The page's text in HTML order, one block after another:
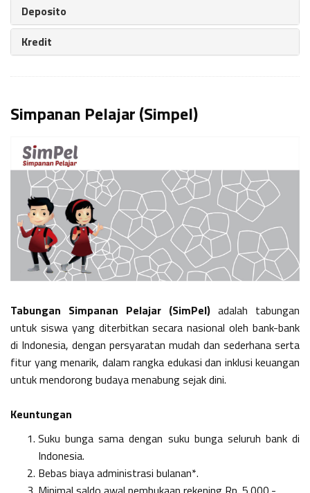
Deposito
Kredit
Simpanan Pelajar (Simpel)
Tabungan Simpanan Pelajar (SimPel) adalah tabungan
untuk siswa yang diterbitkan secara nasional oleh bank-bank
di Indonesia, dengan persyaratan mudah dan sederhana serta
fitur yang menarik, dalam rangka edukasi dan inklusi keuangan
untuk mendorong budaya menabung sejak dini.
Keuntungan
Suku bunga sama dengan suku bunga seluruh bank di
Indonesia.
Bebas biaya administrasi bulanan*.